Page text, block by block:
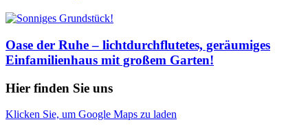
Oase der Ruhe – lichtdurchflutetes, geräumiges
Einfamilienhaus mit großem Garten!
Hier finden Sie uns
Klicken Sie, um Google Maps zu laden